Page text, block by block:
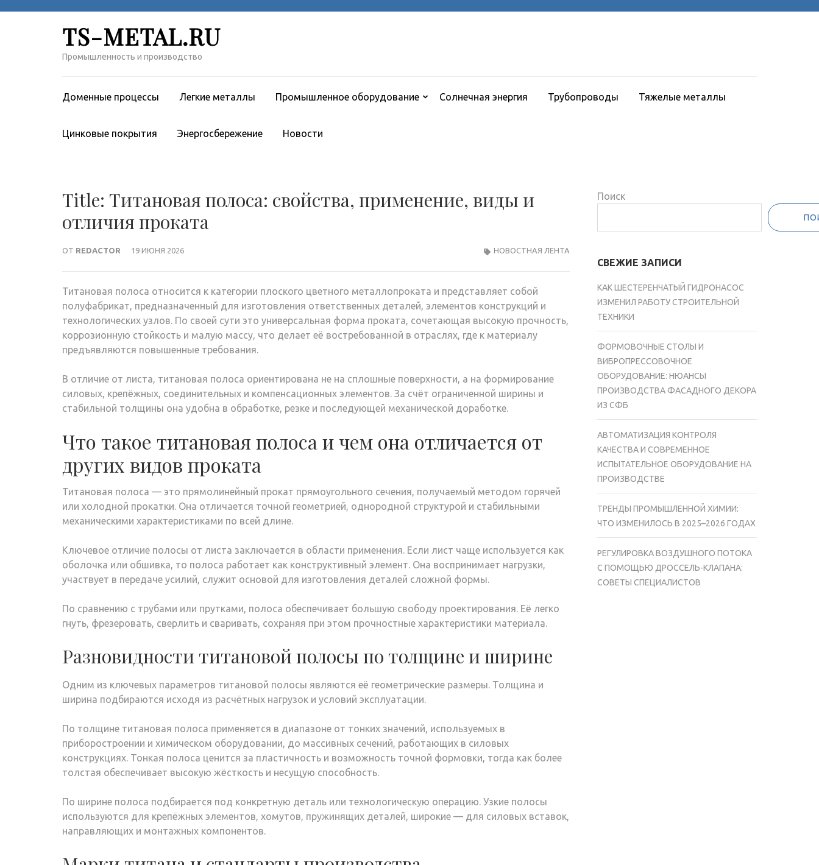
содержимомуTS-METAL.RU
Промышленность и производство
Доменные процессы Легкие металлы Промышленное оборудование Солнечная энергия Трубопроводы Тяжелые металлы
Цинковые покрытия Энергосбережение Новости
Title: Титановая полоса: свойства, применение, виды и
отличия проката
ОТ REDACTOR 19 ИЮНЯ 2026 НОВОСТНАЯ ЛЕНТА
Титановая полоса относится к категории плоского цветного металлопроката и представляет собой
полуфабрикат, предназначенный для изготовления ответственных деталей, элементов конструкций и
технологических узлов. По своей сути это универсальная форма проката, сочетающая высокую прочность,
коррозионную стойкость и малую массу, что делает её востребованной в отраслях, где к материалу
предъявляются повышенные требования.
В отличие от листа, титановая полоса ориентирована не на сплошные поверхности, а на формирование
силовых, крепёжных, соединительных и компенсационных элементов. За счёт ограниченной ширины и
стабильной толщины она удобна в обработке, резке и последующей механической доработке.
Что такое титановая полоса и чем она отличается от
других видов проката
Титановая полоса — это прямолинейный прокат прямоугольного сечения, получаемый методом горячей
или холодной прокатки. Она отличается точной геометрией, однородной структурой и стабильными
механическими характеристиками по всей длине.
Ключевое отличие полосы от листа заключается в области применения. Если лист чаще используется как
оболочка или обшивка, то полоса работает как конструктивный элемент. Она воспринимает нагрузки,
участвует в передаче усилий, служит основой для изготовления деталей сложной формы.
По сравнению с трубами или прутками, полоса обеспечивает большую свободу проектирования. Её легко
гнуть, фрезеровать, сверлить и сваривать, сохраняя при этом прочностные характеристики материала.
Разновидности титановой полосы по толщине и ширине
Одним из ключевых параметров титановой полосы являются её геометрические размеры. Толщина и
ширина подбираются исходя из расчётных нагрузок и условий эксплуатации.
По толщине титановая полоса применяется в диапазоне от тонких значений, используемых в
приборостроении и химическом оборудовании, до массивных сечений, работающих в силовых
конструкциях. Тонкая полоса ценится за пластичность и возможность точной формовки, тогда как более
толстая обеспечивает высокую жёсткость и несущую способность.
По ширине полоса подбирается под конкретную деталь или технологическую операцию. Узкие полосы
используются для крепёжных элементов, хомутов, пружинящих деталей, широкие — для силовых вставок,
направляющих и монтажных компонентов.
Поиск
СВЕЖИЕ ЗАПИСИ
КАК ШЕСТЕРЕНЧАТЫЙ ГИДРОНАСОС
ИЗМЕНИЛ РАБОТУ СТРОИТЕЛЬНОЙ
ТЕХНИКИ
ФОРМОВОЧНЫЕ СТОЛЫ И
ВИБРОПРЕССОВОЧНОЕ
ОБОРУДОВАНИЕ: НЮАНСЫ
ПРОИЗВОДСТВА ФАСАДНОГО ДЕКОРА
ИЗ СФБ
АВТОМАТИЗАЦИЯ КОНТРОЛЯ
КАЧЕСТВА И СОВРЕМЕННОЕ
ИСПЫТАТЕЛЬНОЕ ОБОРУДОВАНИЕ НА
ПРОИЗВОДСТВЕ
ТРЕНДЫ ПРОМЫШЛЕННОЙ ХИМИИ:
ЧТО ИЗМЕНИЛОСЬ В 2025–2026 ГОДАХ
РЕГУЛИРОВКА ВОЗДУШНОГО ПОТОКА
С ПОМОЩЬЮ ДРОССЕЛЬ-КЛАПАНА:
СОВЕТЫ СПЕЦИАЛИСТОВ